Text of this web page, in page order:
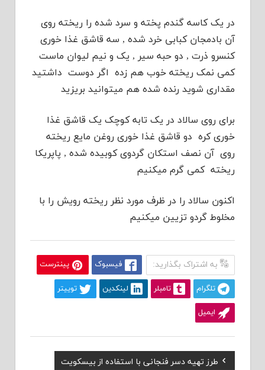
در یک کاسه گندم پخته و سرد شده را ریخته روی
آن بادمجان کبابی خرد شده , سه قاشق غذا خوری
کنسرو ذرت , دو حبه سیر , یک و نیم لیوان ماست
کمی نمک ریخته خوب هم زده اگر دوست داشتید
مقداری شوید رنده شده هم میتوانید بریزید
برای روی سالاد در یک تابه کوچک یک قاشق غذا
خوری کره دو قاشق غذا خوری روغن مایع ریخته
روی آن نصف استکان گردوی کوبیده شده , پاپریکا
ریخته کمی گرم میکنیم
اکنون سالاد را در ظرف مورد نظر ریخته رویش را با
مخلوط گردو تزیین میکنیم
به اشتراک بگذارید: فیسبوک پینترست
تلگرام تامبلر لینکدین توییتر
ایمیل
Previous
طرز تهیه دسر فنجانی با استفاده از بیسکویت